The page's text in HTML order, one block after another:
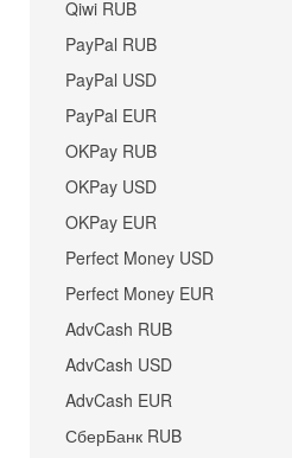
Qiwi RUB
PayPal RUB
PayPal USD
PayPal EUR
OKPay RUB
OKPay USD
OKPay EUR
Perfect Money USD
Perfect Money EUR
AdvCash RUB
AdvCash USD
AdvCash EUR
СберБанк RUB